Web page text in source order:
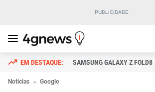
SAMSUNG GALAXY Z FOLD8
Notícias Google